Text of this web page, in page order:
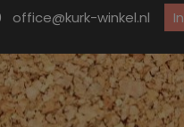
office@kurk-winkel.nl